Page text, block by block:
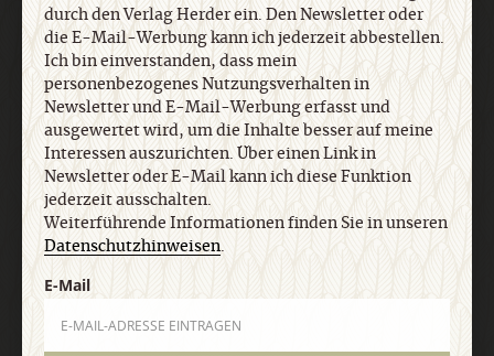
jederzeit ausschalten. Weiterführende
Informationen finden Sie in unseren
Datenschutzhinweisen.
E-Mail
durch den Verlag Herder ein. Den Newsletter oder
die E-Mail-Werbung kann ich jederzeit abbestellen.
Ich bin einverstanden, dass mein
personenbezogenes Nutzungsverhalten in
Newsletter und E-Mail-Werbung erfasst und
ausgewertet wird, um die Inhalte besser auf meine
Interessen auszurichten. Über einen Link in
Newsletter oder E-Mail kann ich diese Funktion
jederzeit ausschalten.
Weiterführende Informationen finden Sie in unseren
Datenschutzhinweisen.
E-Mail